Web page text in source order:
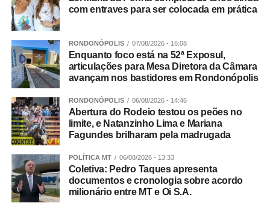
Cerrado, em partida valendo a liderança da regional
Cerrado.
A participação do Rondonópolis Hawks na Superliga
2026 conta com o apoio da Interfibras Internet, Fusio
Profisio, Dark Rhinos, Renan Simão Fisioterapeuta,
restaurante, Ortocenter, Kick Ball, VL Contabilidade,
Anhanguera, Tend Tudo, Cedir, Urolaser, Manjerona
Pizzaria.
WhatsApp
Facebook
Twitter
Messenger
LinkedIn
Share
com entraves para ser colocada em prática
RONDONÓPOLIS 07/08/2026 - 16:08
Enquanto foco está na 52ª Exposul,
articulações para Mesa Diretora da Câmara
avançam nos bastidores em Rondonópolis
RONDONÓPOLIS 06/08/2026 - 14:46
Abertura do Rodeio testou os peões no
limite, e Natanzinho Lima e Mariana
Fagundes brilharam pela madrugada
POLÍTICA MT 06/08/2026 - 13:33
Coletiva: Pedro Taques apresenta
documentos e cronologia sobre acordo
milionário entre MT e Oi S.A.